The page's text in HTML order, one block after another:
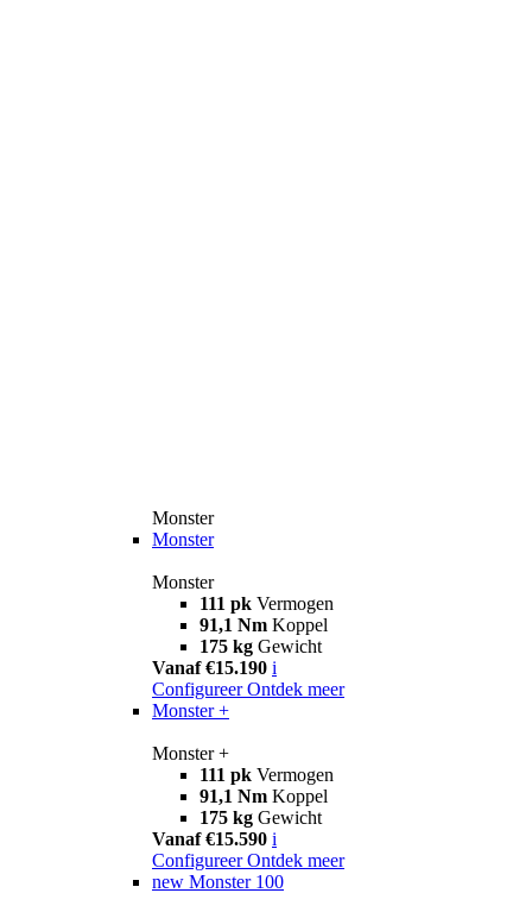
Monster
Monster
Monster
111 pk Vermogen
91,1 Nm Koppel
175 kg Gewicht
Vanaf €15.190 i
Configureer Ontdek meer
Monster +
Monster +
111 pk Vermogen
91,1 Nm Koppel
175 kg Gewicht
Vanaf €15.590 i
Configureer Ontdek meer
new Monster 100